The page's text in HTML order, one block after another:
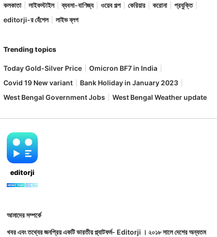
কলকাতা
লাইফস্টাইল ব্যবসা-বাণিজ্য ওয়েব গল্প কেরিয়ার করোনা
প্রযুক্তি
editorji-র হেঁশেল
লাইভ ব্লগ
Trending topics
Today Gold-Silver Price
Omicron BF7 in India
Covid 19 New variant
Bank Holiday in January 2023
West Bengal Government Jobs
West Bengal Weather update
editorji
আমাদের সম্পর্কে
খবর এবং তথ্যের জনপ্রিয় একটি ভারতীয় প্ল্যাটফর্ম- Editorji । ২০১৮ সালে দেশের অন্যতম